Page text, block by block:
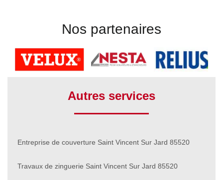
Nos partenaires
Autres services
Entreprise de couverture Saint Vincent Sur Jard 85520
Travaux de zinguerie Saint Vincent Sur Jard 85520